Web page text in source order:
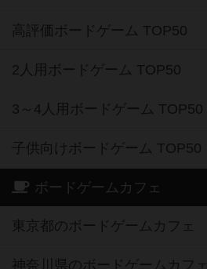
高評価ボードゲーム TOP50
2人用ボードゲーム TOP50
3～4人用ボードゲーム TOP50
子供向けボードゲーム TOP50
ボードゲームカフェ
東京都のボードゲームカフェ
神奈川県のボードゲームカフェ